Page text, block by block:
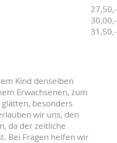
27,50,-
30,00,-
31,50,-
Kind denselben
Erwachsenen, zum
besonders
wir uns, den
da der zeitliche
Bei Fragen helfen wir